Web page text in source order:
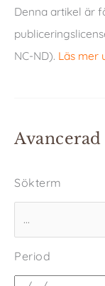
Denna artikel är
NC-ND). Läs mer
Sökterm
Period